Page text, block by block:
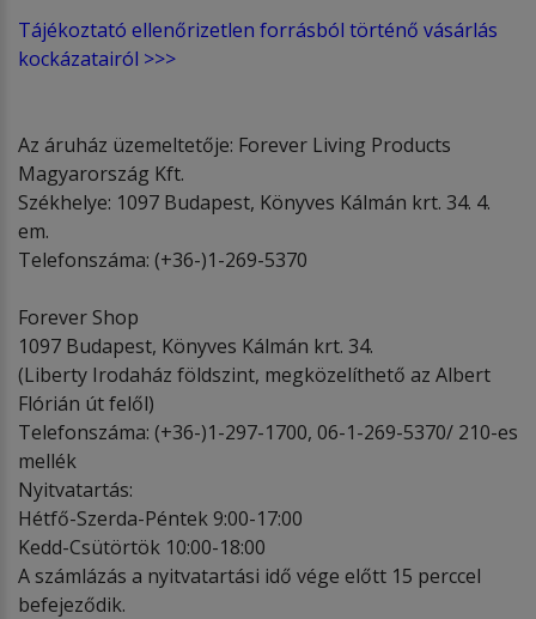
Tájékoztató ellenőrizetlen forrásból történő vásárlás
kockázatairól >>>
Az áruház üzemeltetője: Forever Living Products
Magyarország Kft.
Székhelye: 1097 Budapest, Könyves Kálmán krt. 34. 4.
em.
Telefonszáma: (+36-)1-269-5370
Forever Shop
1097 Budapest, Könyves Kálmán krt. 34.
(Liberty Irodaház földszint, megközelíthető az Albert
Flórián út felől)
Telefonszáma: (+36-)1-297-1700, 06-1-269-5370/ 210-es
mellék
Nyitvatartás:
Hétfő-Szerda-Péntek 9:00-17:00
Kedd-Csütörtök 10:00-18:00
A számlázás a nyitvatartási idő vége előtt 15 perccel
befejeződik.